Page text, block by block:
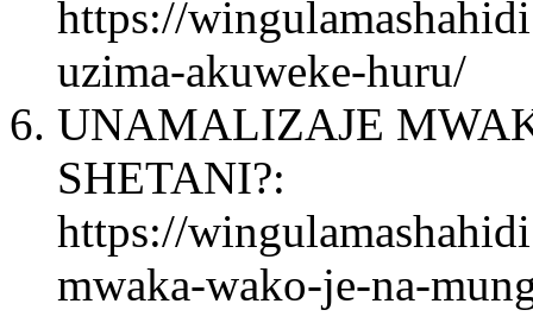
https://
uzima-akuweke-huru/
UNAMALIZAJE
SHETANI?:
https://
mwaka-wako-je-na-